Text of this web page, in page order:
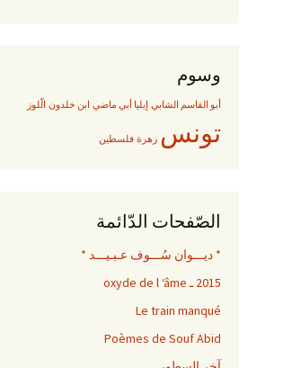
وسوم
أبو القاسم الشابي إيليا أبي ماضي ابن خلدون الّلوز
تونس زهرة فلسطين
الصّفحات الدّائمة
* ديـــوان سُـــوف عـبـيـــد *
2015 ـ oxyde de l ‘âme
Le train manqué
Poèmes de Souf Abid